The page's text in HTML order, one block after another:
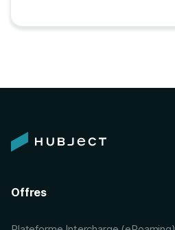
Offres